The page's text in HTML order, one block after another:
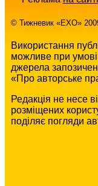
© Тижневик «EХO»
Використання
можливе при умові
джерела
«Про авторське
Редакція не несе
розміщених
поділяє погляди